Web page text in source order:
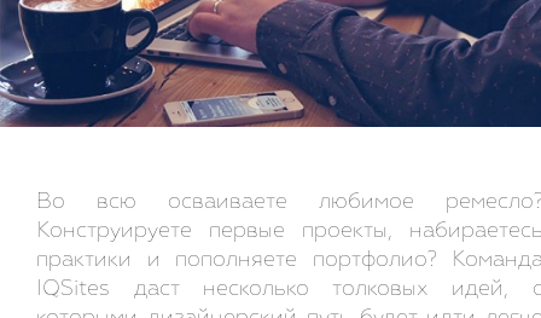
Во всю осваиваете любимое
Конструируете первые проекты,
практики и пополняете портфолио?
IQSites даст несколько толковых идей,